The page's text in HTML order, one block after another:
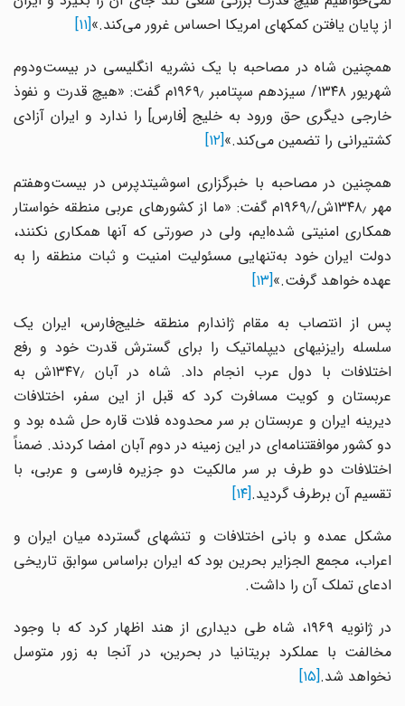
از پایان یافتن کمکهای امریکا احساس غرور می‌کند.»[۱۱]
همچنین شاه در مصاحبه با یک نشریه انگلیسی در بیست‌ودوم
شهریور ۱۳۴۸/ سیزدهم سپتامبر ۱۹۶۹٫م گفت: «هیچ قدرت و نفوذ
خارجی دیگری حق ورود به خلیج [فارس] را ندارد و ایران آزادی
کشتیرانی را تضمین می‌کند.»[۱۲]
همچنین در مصاحبه با خبرگزاری اسوشیتدپرس در بیست‌وهفتم
مهر ۱۳۴۸٫ش/۱۹۶۹٫م گفت: «ما از کشورهای عربی منطقه خواستار
همکاری امنیتی شده‌ایم، ولی در صورتی که آنها همکاری نکنند،
دولت ایران خود به‌تنهایی مسئولیت امنیت و ثبات منطقه را به
عهده خواهد گرفت.»[۱۳]
پس از انتصاب به مقام ژاندارم منطقه خلیج‌فارس، ایران یک
سلسله رایزنیهای دیپلماتیک را برای گسترش قدرت خود و رفع
اختلافات با دول عرب انجام داد. شاه در آبان ۱۳۴۷٫ش به
عربستان و کویت مسافرت کرد که قبل از این سفر، اختلافات
دیرینه ایران و عربستان بر سر محدوده فلات قاره حل شده بود و
دو کشور موافقتنامه‌ای در این زمینه در دوم آبان امضا کردند. ضمناً
اختلافات دو طرف بر سر مالکیت دو جزیره فارسی و عربی، با
تقسیم آن برطرف گردید.[۱۴]
مشکل عمده و بانی اختلافات و تنشهای گسترده میان ایران و
اعراب، مجمع الجزایر بحرین بود که ایران براساس سوابق تاریخی
ادعای تملک آن را داشت.
در ژانویه ۱۹۶۹، شاه طی دیداری از هند اظهار کرد که با وجود
مخالفت با عملکرد بریتانیا در بحرین، در آنجا به زور متوسل
نخواهد شد.[۱۵]